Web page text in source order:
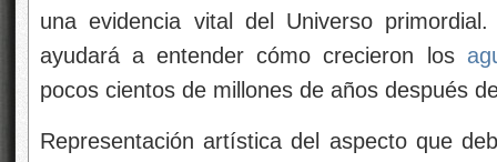
una evidencia vital del Universo
ayudará a entender cómo crecieron los
pocos cientos de millones de años después
Representación artística del aspecto que